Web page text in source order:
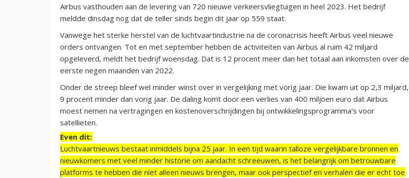
Airbus vasthouden aan de levering van 720 nieuwe verkeersvliegtuigen in heel 2023. Het bedrijf
meldde dinsdag nog dat de teller sinds begin dit jaar op 559 staat.
Vanwege het sterke herstel van de luchtvaartindustrie na de coronacrisis heeft Airbus veel nieuwe
orders ontvangen. Tot en met september hebben de activiteiten van Airbus al ruim 42 miljard
opgeleverd, meldt het bedrijf woensdag. Dat is 12 procent meer dan het totaal aan inkomsten over de
eerste negen maanden van 2022.
Onder de streep bleef wel minder winst over in vergelijking met vorig jaar. Die kwam uit op 2,3 miljard,
9 procent minder dan vorig jaar. De daling komt door een verlies van 400 miljoen euro dat Airbus
moest nemen na vertragingen en kostenoverschrijdingen bij ontwikkelingsprogramma's voor
satellieten.
Even dit:
Luchtvaartnieuws bestaat inmiddels bijna 25 jaar. In een tijd waarin talloze vergelijkbare bronnen en
nieuwkomers met veel minder historie om aandacht schreeuwen, is het belangrijk om betrouwbare
platforms te hebben die niet alleen nieuws brengen, maar ook perspectief en verhalen die er echt toe